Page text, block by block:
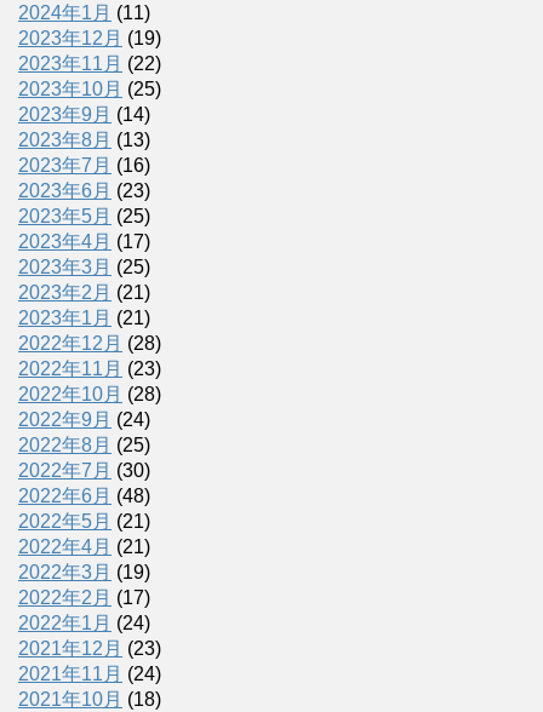
2024年1月 (11)
2023年12月 (19)
2023年11月 (22)
2023年10月 (25)
2023年9月 (14)
2023年8月 (13)
2023年7月 (16)
2023年6月 (23)
2023年5月 (25)
2023年4月 (17)
2023年3月 (25)
2023年2月 (21)
2023年1月 (21)
2022年12月 (28)
2022年11月 (23)
2022年10月 (28)
2022年9月 (24)
2022年8月 (25)
2022年7月 (30)
2022年6月 (48)
2022年5月 (21)
2022年4月 (21)
2022年3月 (19)
2022年2月 (17)
2022年1月 (24)
2021年12月 (23)
2021年11月 (24)
2021年10月 (18)